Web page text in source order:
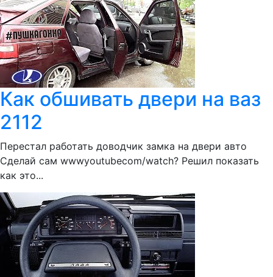
Как обшивать двери на ваз
2112
Перестал работать доводчик замка на двери авто
Сделай сам wwwyoutubecom/watch? Решил показать
как это...